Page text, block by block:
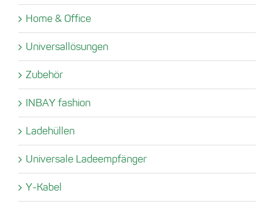
Home & Office
Universallösungen
Zubehör
INBAY fashion
Ladehüllen
Universale Ladeempfänger
Y-Kabel